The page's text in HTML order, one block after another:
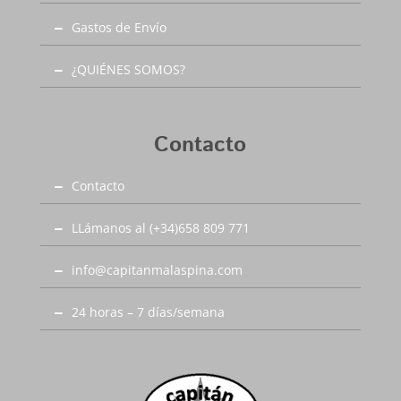
Gastos de Envío
¿QUIÉNES SOMOS?
Contacto
Contacto
LLámanos al (+34)658 809 771
info@capitanmalaspina.com
24 horas – 7 días/semana